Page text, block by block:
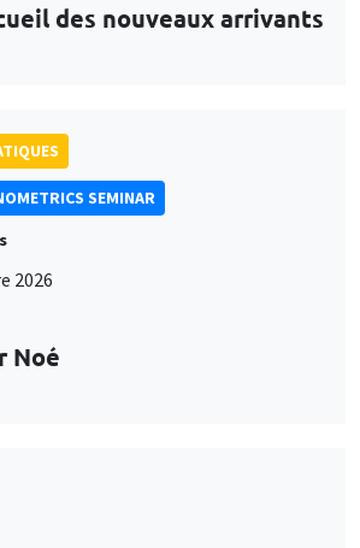
des nouveaux arrivants
SEMINAR
2026
Noé